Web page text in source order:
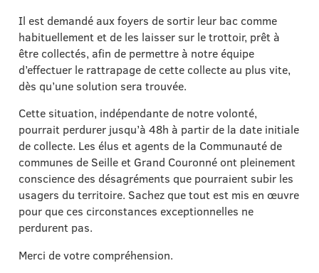
Il est demandé aux foyers de sortir leur bac comme
habituellement et de les laisser sur le trottoir, prêt à
être collectés, afin de permettre à notre équipe
d’effectuer le rattrapage de cette collecte au plus vite,
dès qu’une solution sera trouvée.
Cette situation, indépendante de notre volonté,
pourrait perdurer jusqu’à 48h à partir de la date initiale
de collecte. Les élus et agents de la Communauté de
communes de Seille et Grand Couronné ont pleinement
conscience des désagréments que pourraient subir les
usagers du territoire. Sachez que tout est mis en œuvre
pour que ces circonstances exceptionnelles ne
perdurent pas.
Merci de votre compréhension.